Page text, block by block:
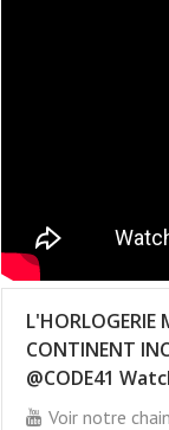
L'HORLOGERIE
CONTINENT
@CODE41
Voir notre